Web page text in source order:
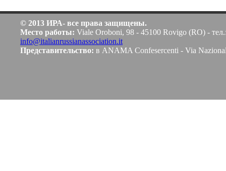
© 2013 ИРА- все права защищены.
Место работы: Viale Oroboni, 98 - 45100 Rovigo (RO) -
info@italianrussianassociation.it
Представительство: в ANAMA Confesercenti - Via